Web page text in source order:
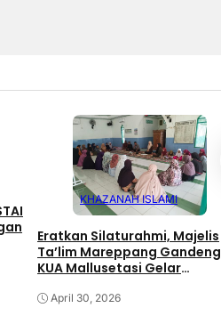
KHAZANAH ISLAMI
Eratkan Silaturahmi, Majelis
Ta’lim Mareppang Gandeng
KUA Mallusetasi Gelar
April 30, 2026